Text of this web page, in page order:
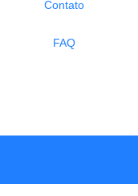
Contato
FAQ